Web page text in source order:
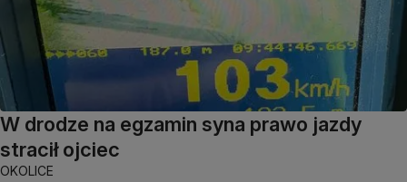
W drodze na egzamin syna prawo jazdy
stracił ojciec
OKOLICE